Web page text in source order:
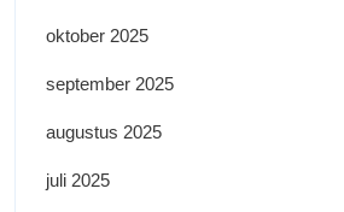
oktober 2025
september 2025
augustus 2025
juli 2025